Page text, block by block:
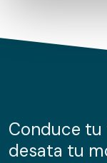
de cookies.
información
nuestros
Conduce
desata tu